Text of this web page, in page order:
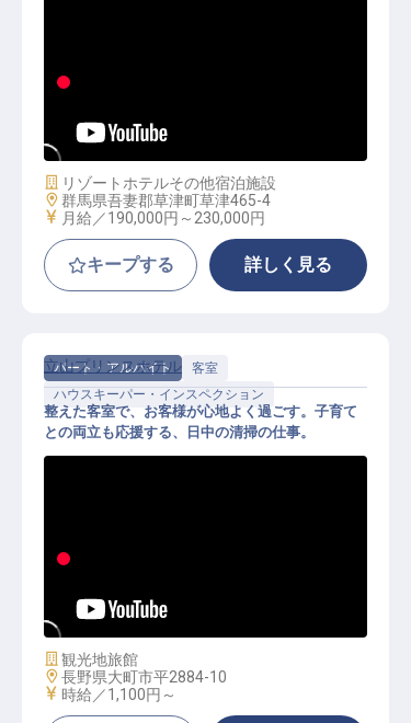
客室管理スタッフ｜未経験歓迎／残
ろぎ”を支える
施設業態
リゾートホテルその他宿泊施設
勤務地
群馬県吾妻郡草津町草津465-4
給与
月給／190,000円～ 230,000円
キープする 詳しく見る
パート・アルバイト
客室
ハウスキーパー・インスペクション
客室・館内清掃（パート）│時給1,1
～OK・土日休み相談可
立山プリンスホテル
整えた客室で、お客様が心地よく過ごす。子育て
との両立も応援する、日中の清掃の仕事。
施設業態
観光地旅館
勤務地
長野県大町市平2884-10
給与
時給／1,100円～